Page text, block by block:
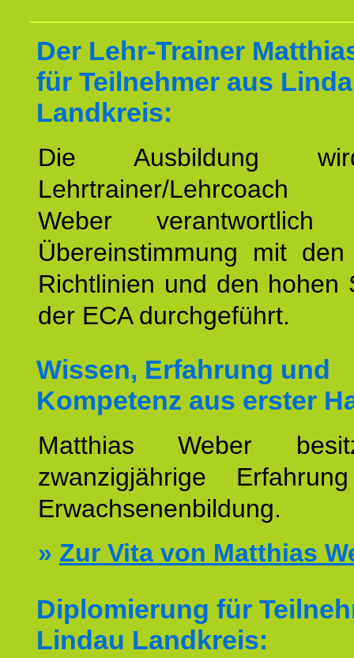
Der Lehr-Trainer
für Teilnehmer aus
Landkreis:
Die Ausbildung
Lehrtrainer/Lehrcoach
Weber
Übereinstimmung mit den
Richtlinien und den hohen
der ECA durchgeführt.
Wissen, Erfahrung und
Kompetenz aus erster
Matthias Weber
zwanzigjährige
Erwachsenenbildung.
» Zur Vita von Matthias
Diplomierung für
Lindau Landkreis: